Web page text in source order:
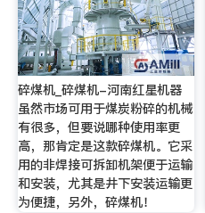
碎煤机_碎煤机-河南红星机器
虽然市场可用于煤炭粉碎的机械
有很多，但要说哪种使用率更
高，那肯定是这款碎煤机。它采
用的非焊接可拆卸机架便于运输
和安装，尤其是井下安装运输更
为便捷，另外，碎煤机！